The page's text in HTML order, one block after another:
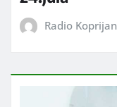
Radio Koprijan